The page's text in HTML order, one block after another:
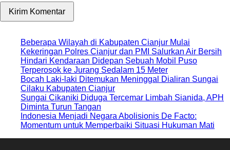
Beberapa Wilayah di Kabupaten Cianjur Mulai
Kekeringan Polres Cianjur dan PMI Salurkan Air Bersih
Hindari Kendaraan Didepan Sebuah Mobil Puso
Terperosok ke Jurang Sedalam 15 Meter
Bocah Laki-laki Ditemukan Meninggal Dialiran Sungai
Cilaku Kabupaten Cianjur
Sungai Cikaniki Diduga Tercemar Limbah Sianida, APH
Diminta Turun Tangan
‎Indonesia Menjadi Negara Abolisionis De Facto:
Momentum untuk Memperbaiki Situasi Hukuman Mati